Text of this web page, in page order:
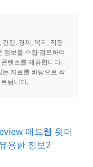
강, 경제, 복지, 직장
보를 수집·검토하여
텐츠를 제공합니다.
자료를 바탕으로 작
됩니다.
애드웹 왓더
용한 정보2